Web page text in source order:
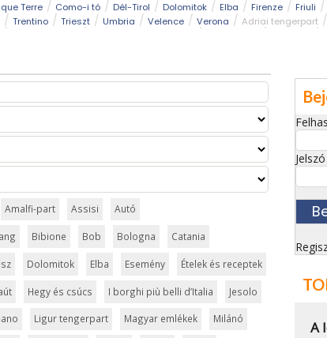
Terre Como-i tó Dél-Tirol Dolomitok Elba Firenze Friuli
Trentino Trieszt Umbria Velence Verona Adriai tengerpart
Amalfi-part Assisi Autó
Bibione Bob Bologna Catania
Dolomitok Elba Esemény Ételek és receptek
Hegy és csúcs I borghi più belli d’Italia Jesolo
Ligur tengerpart Magyar emlékek Milánó
Jelszó
A